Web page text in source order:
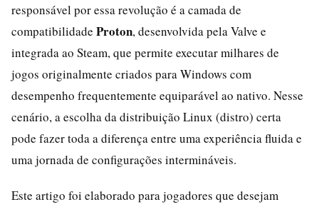
responsável por essa revolução é a camada de
compatibilidade Proton, desenvolvida pela Valve e
integrada ao Steam, que permite executar milhares de
jogos originalmente criados para Windows com
desempenho frequentemente equiparável ao nativo. Nesse
cenário, a escolha da distribuição Linux (distro) certa
pode fazer toda a diferença entre uma experiência fluida e
uma jornada de configurações intermináveis.
Este artigo foi elaborado para jogadores que desejam